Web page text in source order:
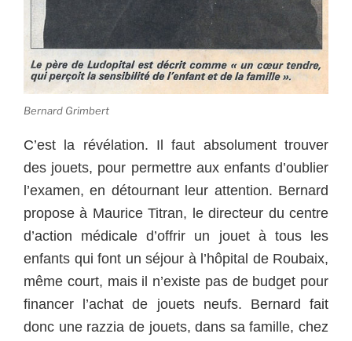
Bernard Grimbert
C’est la révélation. Il faut absolument trouver
des jouets, pour permettre aux enfants d’oublier
l’examen, en détournant leur attention. Bernard
propose à Maurice Titran, le directeur du centre
d’action médicale d’offrir un jouet à tous les
enfants qui font un séjour à l’hôpital de Roubaix,
même court, mais il n’existe pas de budget pour
financer l’achat de jouets neufs. Bernard fait
donc une razzia de jouets, dans sa famille, chez